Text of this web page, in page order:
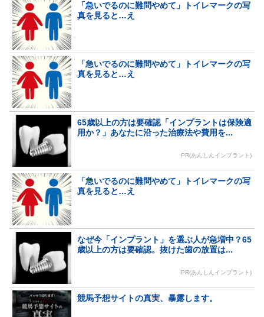
「急いでるのに難問やめて」トイレマークの写
真を見ると…え
「急いでるのに難問やめて」トイレマークの写
真を見ると…え
65歳以上の方は要確認「インプラントは保険適
用か？」あなたに沿った治療法や費用を...
PR(あんしんインプラント)
「急いでるのに難問やめて」トイレマークの写
真を見ると…え
なぜ今「インプラント」を選ぶ人が急増中？65
歳以上の方は要確認。抜けた歯の放置は...
PR(あんしんインプラント)
競馬予想サイトの真実、暴露します。